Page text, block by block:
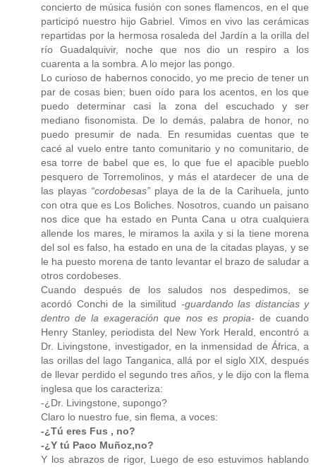
concierto de música fusión con sones flamencos, en el que
participó nuestro hijo Gabriel. Vimos en vivo las cerámicas
repartidas por la hermosa rosaleda del Jardín a la orilla del
río Guadalquivir, noche que nos dio un respiro a los
cuarenta a la sombra. A lo mejor las pongo.
Lo curioso de habernos conocido, yo me precio de tener un
par de cosas bien; buen oído para los acentos, en los que
puedo determinar casi la zona del escuchado y ser
mediano fisonomista. De lo demás, palabra de honor, no
puedo presumir de nada. En resumidas cuentas que te
cacé al vuelo entre tanto comunitario y no comunitario, de
esa torre de babel que es, lo que fue el apacible pueblo
pesquero de Torremolinos, y más el atardecer de una de
las playas “cordobesas”playa de la de la Carihuela, junto
con otra que es Los Boliches. Nosotros, cuando un paisano
nos dice que ha estado en Punta Cana u otra cualquiera
allende los mares, le miramos la axila y si la tiene morena
del sol es falso, ha estado en una de la citadas playas, y se
le ha puesto morena de tanto levantar el brazo de saludar a
otros cordobeses.
Cuando después de los saludos nos despedimos, se
acordó Conchi de la similitud -guardando las distancias y
dentro de la exageración que nos es propia-de cuando
Henry Stanley, periodista del New York Herald, encontró a
Dr. Livingstone, investigador, en la inmensidad de África, a
las orillas del lago Tanganica, allá por el siglo XIX, después
de llevar perdido el segundo tres años, y le dijo con la flema
inglesa que los caracteriza:
-¿Dr. Livingstone, supongo?
Claro lo nuestro fue, sin flema, a voces:
-¿Tú eres Fus , no?
-¿Y tú Paco Muñoz,no?
Y los abrazos de rigor, Luego de eso estuvimos hablando